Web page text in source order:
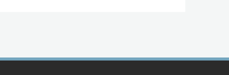
fonctions chez A+W et sa vision quant à l’évolution de